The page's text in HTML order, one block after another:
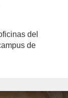
del
de